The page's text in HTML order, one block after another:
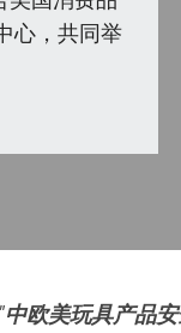
心，共同举
中欧美玩具产品